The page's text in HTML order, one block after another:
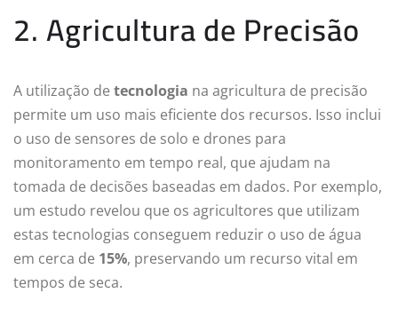
2. Agricultura de Precisão
A utilização de tecnologia na agricultura de precisão
permite um uso mais eficiente dos recursos. Isso inclui
o uso de sensores de solo e drones para
monitoramento em tempo real, que ajudam na
tomada de decisões baseadas em dados. Por exemplo,
um estudo revelou que os agricultores que utilizam
estas tecnologias conseguem reduzir o uso de água
em cerca de 15%, preservando um recurso vital em
tempos de seca.